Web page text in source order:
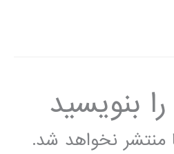
بنویسید
منتشر نخواهد شد.